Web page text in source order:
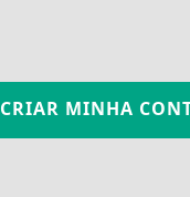
CRIAR MINHA